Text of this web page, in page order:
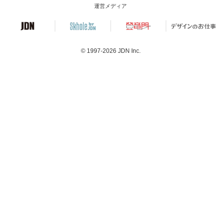
運営メディア
© 1997-2026 JDN Inc.